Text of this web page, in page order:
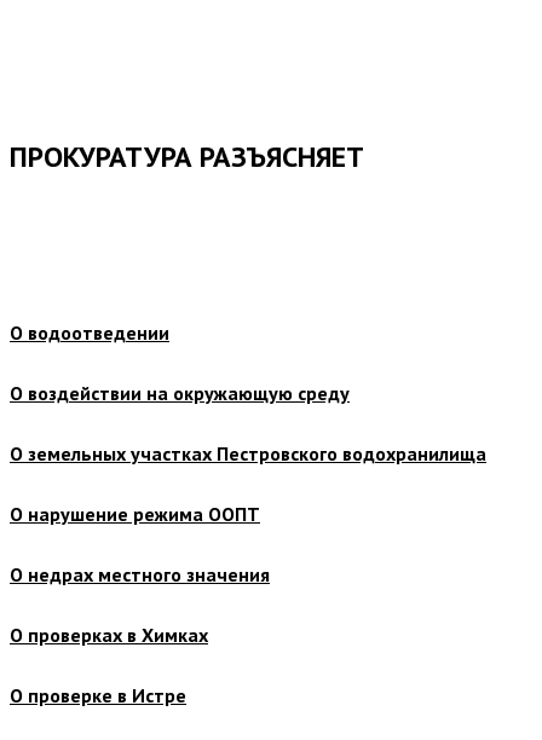
ПРОКУРАТУРА РАЗЪЯСНЯЕТ
О водоотведении
О воздействии на окружающую среду
О земельных участках Пестровского водохранилища
О нарушение режима ООПТ
О недрах местного значения
О проверках в Химках
О проверке в Истре